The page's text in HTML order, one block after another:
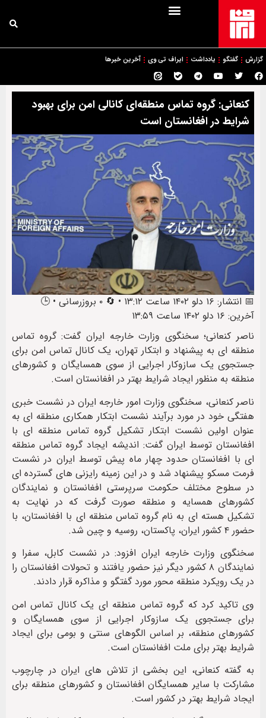
گزارش گفتگو یادداشت ایراف تی وی آخرین خبرها
کنعانی: گروه تماس منطقه‌ای کانالی امن برای بهبود
شرایط در افغانستان است
📅 انتشار: ۱۶ دلو ۱۴۰۲ ساعت ۱۳:۱۲ • 🔄 ۰ بروزرسانی • 🕒
آخرین: ۱۶ دلو ۱۴۰۲ ساعت ۱۳:۵۹
ناصر کنعانی؛ سخنگوی وزارت خارجه ایران گفت: گروه تماس
منطقه ای به پیشنهاد و ابتکار تهران، یک کانال تماس امن برای
جستجوی یک سازوکار اجرایی از سوی همسایگان و کشورهای
منطقه به منظور ایجاد شرایط بهتر در افغانستان است.
ناصر کنعانی، سخنگوی وزارت امور خارجه ایران در نشست خبری
هفتگی خود در مورد برآیند نشست ابتکار همکاری منطقه ای به
عنوان اولین نشست ابتکار تشکیل گروه تماس منطقه ای با
افغانستان توسط ایران گفت: اندیشه ایجاد گروه تماس منطقه
ای با افغانستان حدود چهار ماه پیش توسط ایران در نشست
فرمت مسکو پیشنهاد شد و در این زمینه رایزنی های گسترده ای
در سطوح مختلف حکومت سرپرستی افغانستان و نمایندگان
کشورهای همسایه و منطقه صورت گرفت که در نهایت به
تشکیل هسته ای به نام گروه تماس منطقه ای با افغانستان، با
حضور ۴ کشور ایران، پاکستان، روسیه و چین شد.
سخنگوی وزارت خارجه ایران افزود: در نشست کابل، سفرا و
نمایندگان ۸ کشور دیگر نیز حضور یافتند و تحولات افغانستان را
در یک رویکرد منطقه محور مورد گفتگو و مذاکره قرار دادند.
وی تاکید کرد که گروه تماس منطقه ای یک کانال تماس امن
برای جستجوی یک سازوکار اجرایی از سوی همسایگان و
کشورهای منطقه، بر اساس الگوهای سنتی و بومی برای ایجاد
شرایط بهتر برای ملت افغانستان است.
به گفته کنعانی، این بخشی از تلاش های ایران در چارچوب
مشارکت با سایر همسایگان افغانستان و کشورهای منطقه برای
ایجاد شرایط بهتر در کشور است.